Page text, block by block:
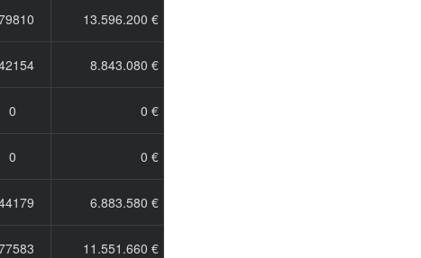
13.596.200 €
8.843.080 €
0 0 €
0 0 €
6.883.580 €
11.551.660 €